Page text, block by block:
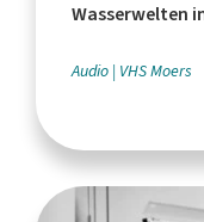
Wasserwelten
Audio VHS Moers